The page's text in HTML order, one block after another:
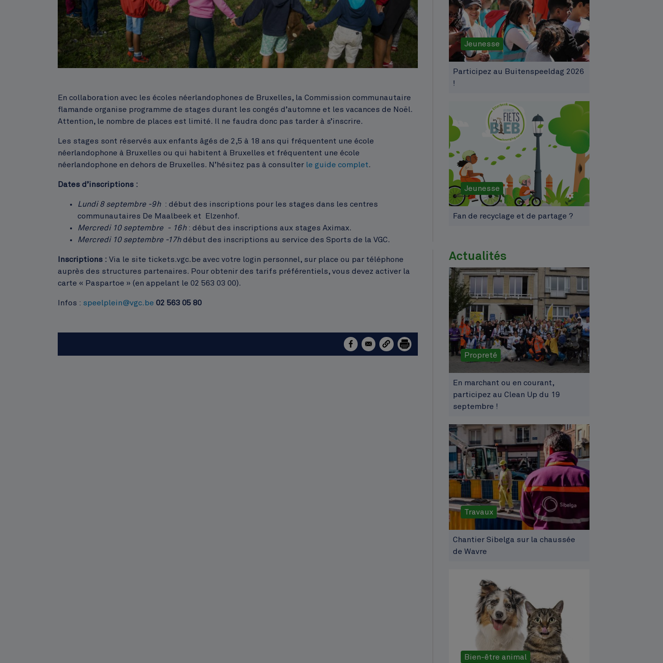
Corps
En collaboration avec les écoles néerlandophones de Bruxelles, la Commission communautaire
flamande organise programme de stages durant les congés d’automne et les vacances de Noël.
Attention, le nombre de places est limité. Il ne faudra donc pas tarder à s’inscrire.
Les stages sont réservés aux enfants âgés de 2,5 à 18 ans qui fréquentent une école
néerlandophone à Bruxelles ou qui habitent à Bruxelles et fréquentent une école
néerlandophone en dehors de Bruxelles. N’hésitez pas à consulter le guide complet.
Dates d’inscriptions :
Lundi 8 septembre -9h : début des inscriptions pour les stages dans les centres
communautaires De Maalbeek et Elzenhof.
Mercredi 10 septembre - 16h: début des inscriptions aux stages Aximax.
Mercredi 10 septembre -17hdébut des inscriptions au service des Sports de la VGC.
Inscriptions : Via le site tickets.vgc.be avec votre login personnel, sur place ou par téléphone
auprès des structures partenaires. Pour obtenir des tarifs préférentiels, vous devez activer la
carte « Paspartoe » (en appelant le 02 563 03 00).
Infos : speelplein@vgc.be 02 563 05 80
Jeunesse
Participez au Buitenspeeldag 2026
!
Jeunesse
Fan de recyclage et de partage ?
Actualités
Propreté
En marchant ou en courant,
participez au Clean Up du 19
septembre !
Travaux
Chantier Sibelga sur la chaussée
de Wavre
Bien-être animal